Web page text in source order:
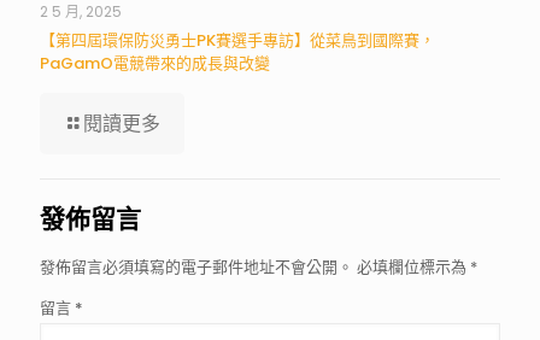
2 5 月, 2025
【第四屆環保防災勇士PK賽選手專訪】從菜鳥到國際賽，
PaGamO電競帶來的成長與改變
閱讀更多
發佈留言
發佈留言必須填寫的電子郵件地址不會公開。 必填欄位標示為 *
留言 *